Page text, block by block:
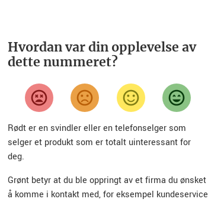
Hvordan var din opplevelse av
dette nummeret?
Rødt er en svindler eller en telefonselger som
selger et produkt som er totalt uinteressant for
deg.
Grønt betyr at du ble oppringt av et firma du ønsket
å komme i kontakt med, for eksempel kundeservice